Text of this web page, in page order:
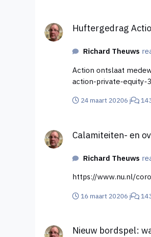
Huftergedrag
Richard Theuws
Action ontslaat medewerker die
action-private-
24 maart 20206 j
Calamiteiten- en
Richard Theuws
https://www.nu.nl/
16 maart 20206 j
Nieuw bordspel: